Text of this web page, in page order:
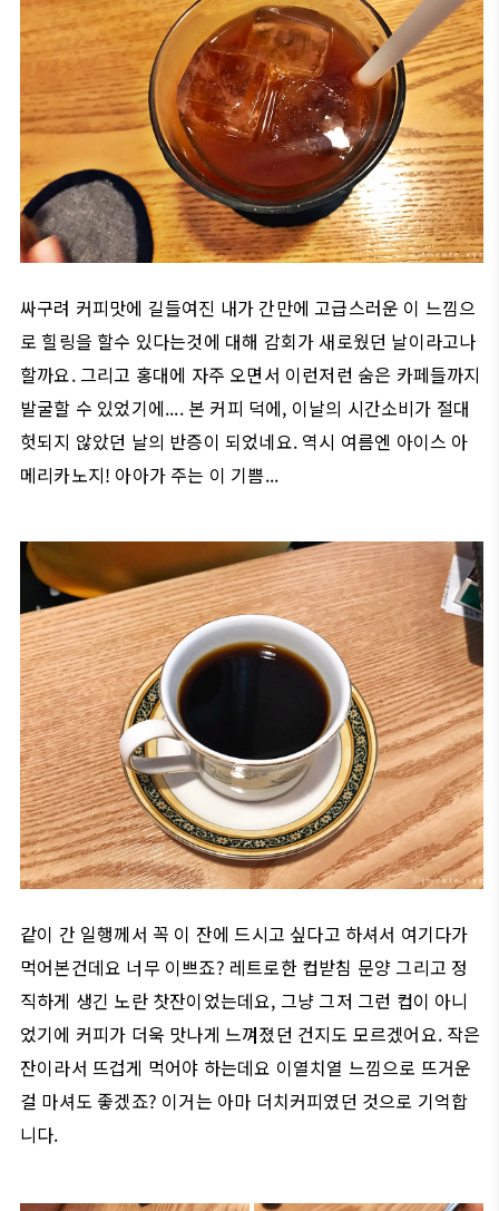
싸구려 커피맛에 길들여진 내가 간만에 고급스러운 이 느낌으
로 힐링을 할수 있다는것에 대해 감회가 새로웠던 날이라고나
할까요. 그리고 홍대에 자주 오면서 이런저런 숨은 카페들까지
발굴할 수 있었기에.... 본 커피 덕에, 이날의 시간소비가 절대
헛되지 않았던 날의 반증이 되었네요. 역시 여름엔 아이스 아
메리카노지! 아아가 주는 이 기쁨...
같이 간 일행께서 꼭 이 잔에 드시고 싶다고 하셔서 여기다가
먹어본건데요 너무 이쁘죠? 레트로한 컵받침 문양 그리고 정
직하게 생긴 노란 찻잔이었는데요, 그냥 그저 그런 컵이 아니
었기에 커피가 더욱 맛나게 느껴졌던 건지도 모르겠어요. 작은
잔이라서 뜨겁게 먹어야 하는데요 이열치열 느낌으로 뜨거운
걸 마셔도 좋겠죠? 이거는 아마 더치커피였던 것으로 기억합
니다.